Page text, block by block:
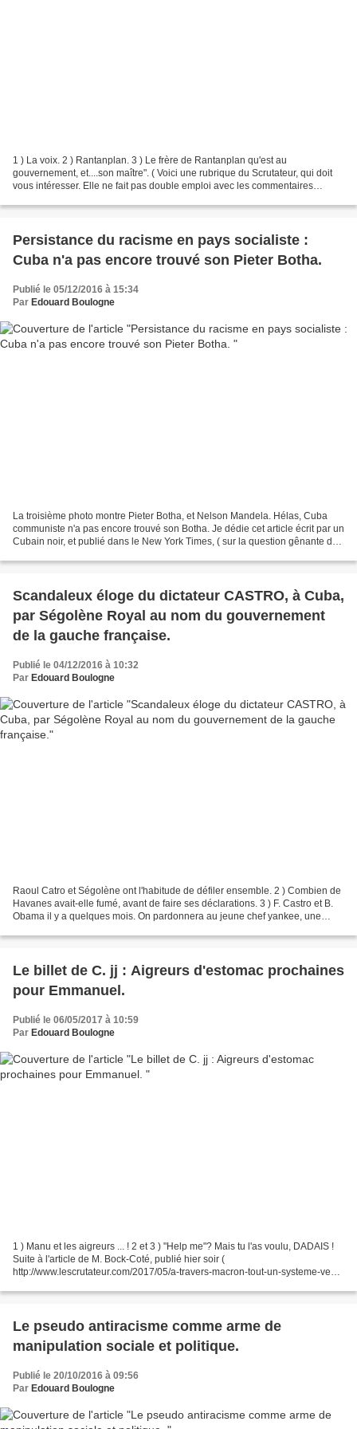
1 ) La voix. 2 ) Rantanplan. 3 ) Le frère de Rantanplan qu'est au
gouvernement, et....son maître". ( Voici une rubrique du Scrutateur, qui doit
vous intéresser. Elle ne fait pas double emploi avec les commentaires
Persistance du racisme en pays socialiste :
Cuba n'a pas encore trouvé son Pieter Botha.
Publié le 05/12/2016 à 15:34
Par Edouard Boulogne
La troisième photo montre Pieter Botha, et Nelson Mandela. Hélas, Cuba
communiste n'a pas encore trouvé son Botha. Je dédie cet article écrit par un
Cubain noir, et publié dans le New York Times, ( sur la question gênante du
Scandaleux éloge du dictateur CASTRO, à Cuba,
par Ségolène Royal au nom du gouvernement
de la gauche française.
Publié le 04/12/2016 à 10:32
Par Edouard Boulogne
Raoul Catro et Ségolène ont l'habitude de défiler ensemble. 2 ) Combien de
Havanes avait-elle fumé, avant de faire ses déclarations. 3 ) F. Castro et B.
Obama il y a quelques mois. On pardonnera au jeune chef yankee, une
Le billet de C. jj : Aigreurs d'estomac prochaines
pour Emmanuel.
Publié le 06/05/2017 à 10:59
Par Edouard Boulogne
1 ) Manu et les aigreurs ... ! 2 et 3 ) "Help me"? Mais tu l'as voulu, DADAIS !
Suite à l'article de M. Bock-Coté, publié hier soir (
http://www.lescrutateur.com/2017/05/a-travers-macron-tout-un-systeme-veut-
rss&utm_campaign=politics...
Le pseudo antiracisme comme arme de
manipulation sociale et politique.
Publié le 20/10/2016 à 09:56
Par Edouard Boulogne